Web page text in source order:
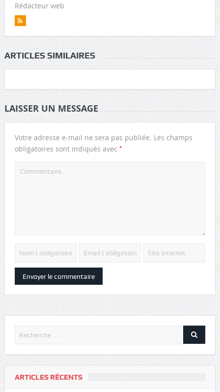
Rédacteur web
ARTICLES SIMILAIRES
LAISSER UN MESSAGE
Votre adresse e-mail ne sera pas publiée. Les champs
obligatoires sont indiqués avec *
ARTICLES RÉCENTS